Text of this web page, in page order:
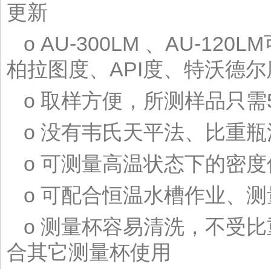
更新
o AU-300LM 、AU-
柏拉图度、API度、特沃德尔
o 取样方便，所测样品只
o 没有韦氏天平法、比重
o 可测量高温状态下的密
o 可配合恒温水槽作业、
o 测量杯容易清洗，不受
合其它测量杯使用